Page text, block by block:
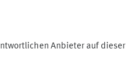
Anbieter auf